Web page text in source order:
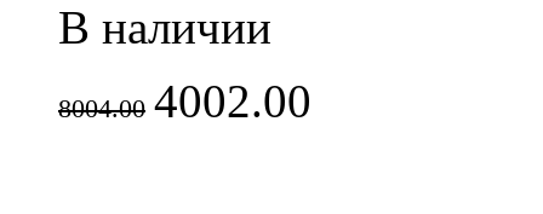
В наличии
8004.00 4002.00